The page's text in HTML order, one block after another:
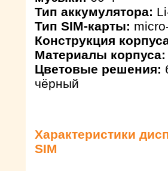
Тип аккумулятора:
Тип SIM-карты:
Конструкция
Материалы корпуса:
Цветовые решения:
чёрный
Характеристики
SIM